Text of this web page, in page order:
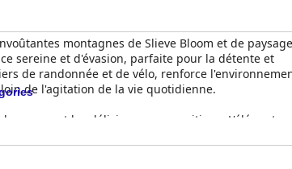
montagnes de Slieve Bloom et de
sereine et d'évasion, parfaite pour la détente et
de randonnée et de vélo, renforce
de l'agitation de la vie quotidienne.
et les délicieuses propositions. L'élégante
rehausse encore l'expérience. Bien que
sélections de petit-déjeuner superbes, fraîches et